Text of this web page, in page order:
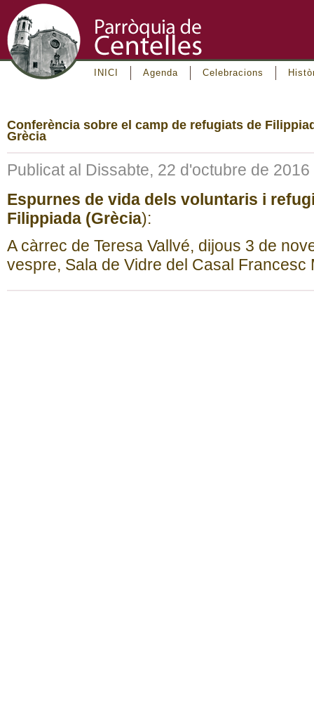
INICI Agenda Celebracions
Conferència sobre el camp de refugiats de
Grècia
Publicat al Dissabte, 22 d'octubre de 2016
Espurnes de vida dels voluntaris i
Filippiada (Grècia):
A càrrec de Teresa Vallvé, dijous 3 de
vespre, Sala de Vidre del Casal Francesc